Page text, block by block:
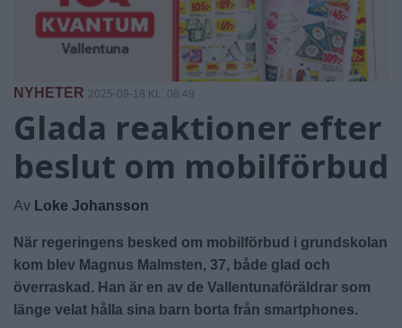
NYHETER 2025-09-18 KL. 08:49
Glada reaktioner efter
beslut om mobilförbud
Av Loke Johansson
När regeringens besked om mobilförbud i grundskolan
kom blev Magnus Malmsten, 37, både glad och
överraskad. Han är en av de Vallentunaföräldrar som
länge velat hålla sina barn borta från smartphones.